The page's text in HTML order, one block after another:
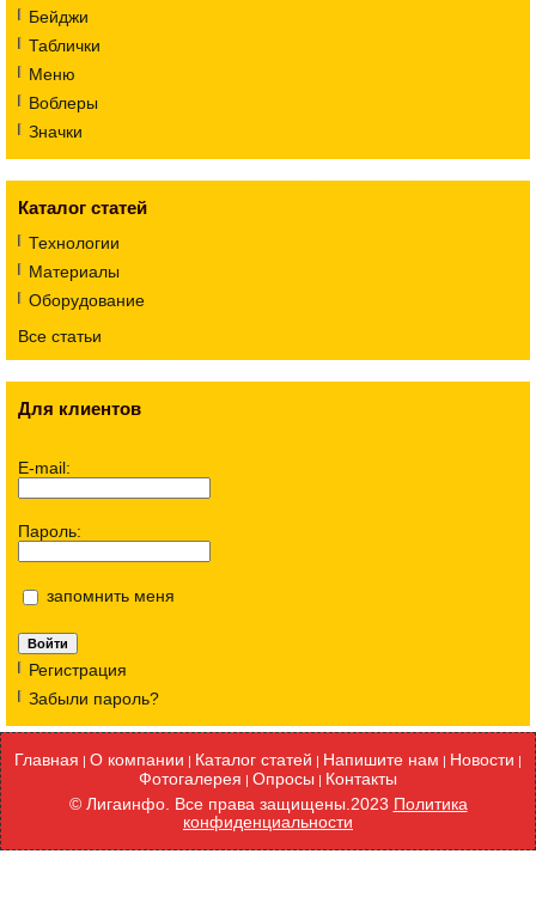
Бейджи
Таблички
Меню
Воблеры
Значки
Каталог статей
Технологии
Материалы
Оборудование
Все статьи
Для клиентов
E-mail:
Пароль:
запомнить меня
Регистрация
Забыли пароль?
Главная | О компании | Каталог статей | Напишите нам | Новости |
Фотогалерея | Опросы | Контакты
©Лигаинфо. Все права защищены.2023 Политика
конфиденциальности